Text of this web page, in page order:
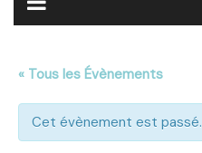
« Tous les Évènements
Cet évènement est passé.